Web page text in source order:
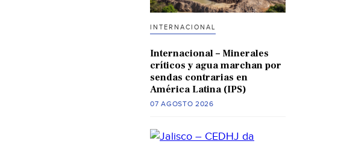
INTERNACIONAL
Internacional – Minerales
críticos y agua marchan por
sendas contrarias en
América Latina (IPS)
07 AGOSTO 2026